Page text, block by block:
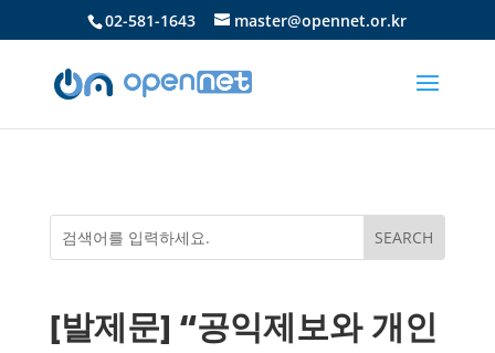
02-581-1643 master@opennet.or.kr
[발제문] “공익제보와 개인